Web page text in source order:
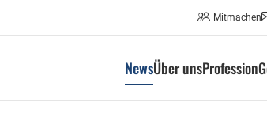
Mitmachen
NewsÜber unsProfession